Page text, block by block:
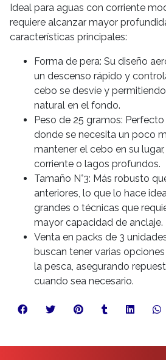
Ideal para aguas con corriente
requiere alcanzar mayor
características principales:
Forma de pera: Su diseño
un descenso rápido y
cebo se desvíe y
natural en el fondo.
Peso de 25 gramos:
donde se necesita un poco
mantener el cebo en su
corriente o lagos profundos.
Tamaño N°3: Más robusto
anteriores, lo que lo hace
grandes o técnicas que
mayor capacidad de anclaje.
Venta en packs de 3
buscan tener varias
la pesca, asegurando
cuando sea necesario.